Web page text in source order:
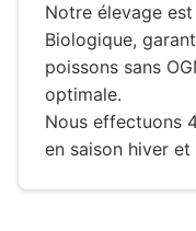
Notre élevage
Biologique,
poissons sans
optimale.
Nous effectuons
en saison hiver